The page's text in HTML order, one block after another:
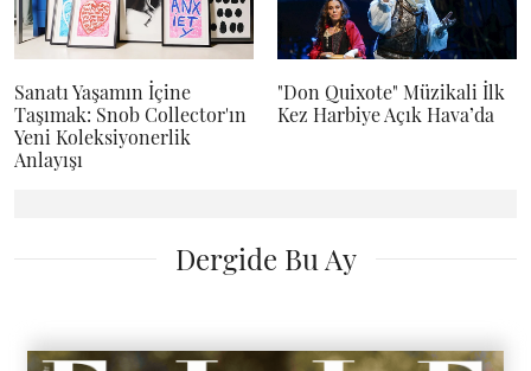
Sanatı Yaşamın İçine
Taşımak: Snob Collector'ın
Yeni Koleksiyonerlik
Anlayışı
"Don Quixote" Müzikali İlk
Kez Harbiye Açık Hava’da
Dergide Bu Ay